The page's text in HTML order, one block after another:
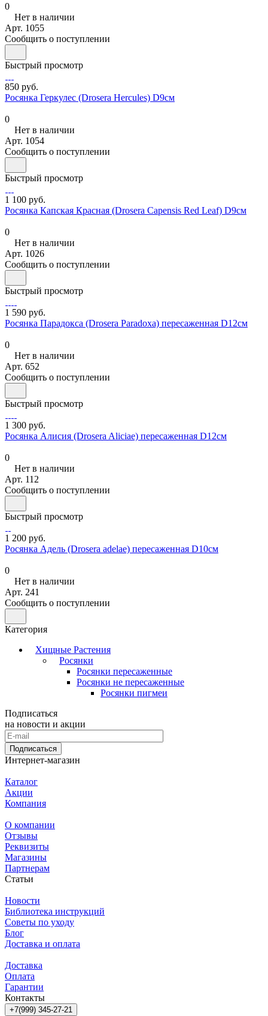
0
Нет в наличии
Арт. 1055
Сообщить о поступлении
Быстрый просмотр
850 руб.
Росянка Геркулес (Drosera Hercules) D9см
0
Нет в наличии
Арт. 1054
Сообщить о поступлении
Быстрый просмотр
1 100 руб.
Росянка Капская Красная (Drosera Сapensis Red Leaf) D9см
0
Нет в наличии
Арт. 1026
Сообщить о поступлении
Быстрый просмотр
1 590 руб.
Росянка Парадокса (Drosera Paradoxa) пересаженная D12см
0
Нет в наличии
Арт. 652
Сообщить о поступлении
Быстрый просмотр
1 300 руб.
Росянка Алисия (Drosera Aliciae) пересаженная D12см
0
Нет в наличии
Арт. 112
Сообщить о поступлении
Быстрый просмотр
1 200 руб.
Росянка Адель (Drosera adelae) пересаженная D10см
0
Нет в наличии
Арт. 241
Сообщить о поступлении
Категория
Хищные Растения
Росянки
Росянки пересаженные
Росянки не пересаженные
Росянки пигмеи
Подписаться
на новости и акции
Подписаться
Интернет-магазин
Каталог
Акции
Компания
О компании
Отзывы
Реквизиты
Магазины
Партнерам
Статьи
Новости
Библиотека инструкций
Советы по уходу
Блог
Доставка и оплата
Доставка
Оплата
Гарантии
Контакты
+7(999) 345-27-21